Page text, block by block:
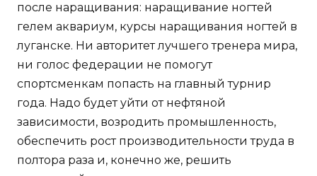
после наращивания: наращивание ногтей
гелем аквариум, курсы наращивания ногтей в
луганске. Ни авторитет лучшего тренера мира,
ни голос федерации не помогут
спортсменкам попасть на главный турнир
года. Надо будет уйти от нефтяной
зависимости, возродить промышленность,
обеспечить рост производительности труда в
полтора раза и, конечно же, решить